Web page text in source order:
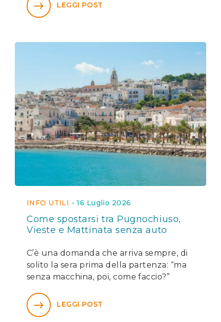
LEGGI POST
INFO UTILI -16 Luglio 2026
Come spostarsi tra Pugnochiuso,
Vieste e Mattinata senza auto
C’è una domanda che arriva sempre, di
solito la sera prima della partenza: “ma
senza macchina, poi, come faccio?”
LEGGI POST